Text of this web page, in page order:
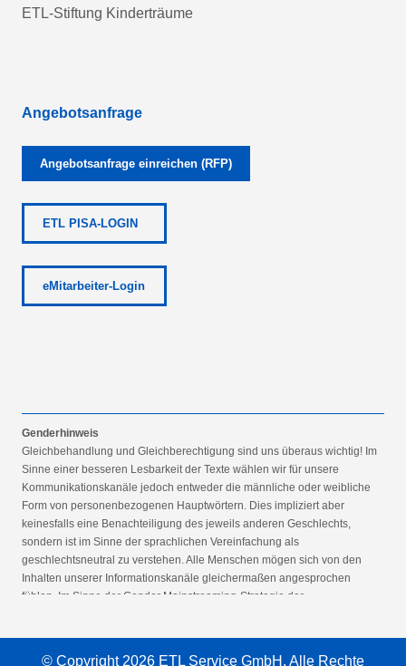
ETL-Stiftung Kinderträume
Angebotsanfrage
Angebotsanfrage einreichen (RFP)
ETL PISA-LOGIN
eMitarbeiter-Login
Genderhinweis
Gleichbehandlung und Gleichberechtigung sind uns überaus wichtig! Im
Sinne einer besseren Lesbarkeit der Texte wählen wir für unsere
Kommunikationskanäle jedoch entweder die männliche oder weibliche
Form von personenbezogenen Hauptwörtern. Dies impliziert aber
keinesfalls eine Benachteiligung des jeweils anderen Geschlechts,
sondern ist im Sinne der sprachlichen Vereinfachung als
geschlechtsneutral zu verstehen. Alle Menschen mögen sich von den
Inhalten unserer Informationskanäle gleichermaßen angesprochen
fühlen. Im Sinne der Gender Mainstreaming-Strategie der
© Copyright 2026 ETL Service GmbH. Alle Rechte